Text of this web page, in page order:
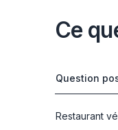
Ce
Question
Restaurant